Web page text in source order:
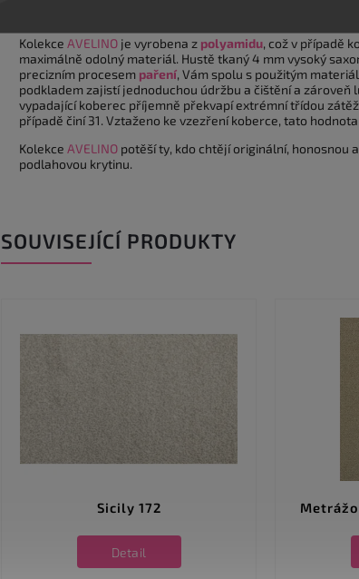
Kolekce AVELINO je vyrobena z polyamidu, což v případě
maximálně odolný materiál. Hustě tkaný 4 mm vysoký
precizním procesem paření, Vám spolu s použitým
podkladem zajistí jednoduchou údržbu a čištění a zároveň
vypadající koberec příjemně překvapí extrémní třídou
případě činí 31. Vztaženo ke vzezření koberce, tato
Kolekce AVELINO potěší ty, kdo chtějí originální, honosnou
podlahovou krytinu.
SOUVISEJÍCÍ PRODUKTY
Sicily 172
Detail